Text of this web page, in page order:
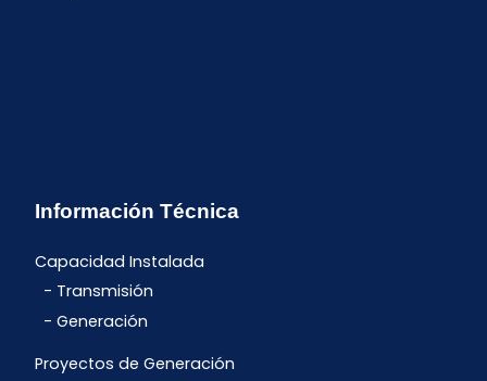
Información Técnica
Capacidad Instalada
Transmisión
Generación
Proyectos de Generación